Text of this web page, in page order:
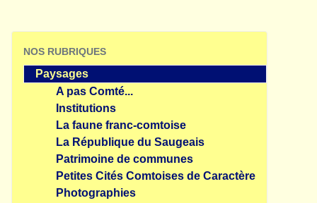
NOS RUBRIQUES
Paysages
A pas Comté...
Institutions
La faune franc-comtoise
La République du Saugeais
Patrimoine de communes
Petites Cités Comtoises de Caractère
Photographies